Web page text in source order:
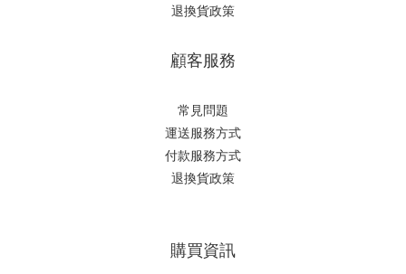
退換貨政策
顧客服務
常見問題
運送服務方式
付款服務方式
退換貨政策
購買資訊